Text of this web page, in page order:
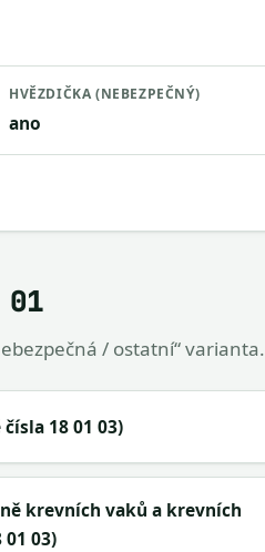
HVĚZDIČKA (NEBEZPEČNÝ)
ano
/ ostatní“ varianta.
18 01 03)
krevních vaků a krevních
03)